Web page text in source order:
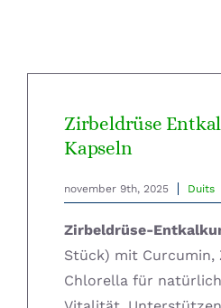
Memon-shop
Meter-shop
Radiësthesie-shop
Zirbeldrüse
Kapseln
november 9th, 2025 Duits
Zirbeldrüse-
Stück) mit Curcumin,
Chlorella für